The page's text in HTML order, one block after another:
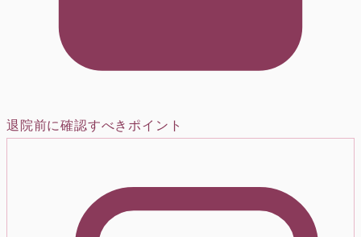
退院前に確認すべきポイント